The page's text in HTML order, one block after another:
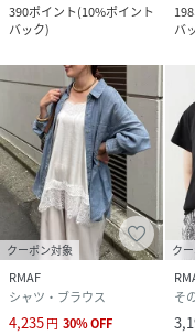
390ポイント(10%ポイント
バック)
198
バ
クーポン対象
RMAF
シャツ・ブラウス
4,235円 30%OFF
ク
そ